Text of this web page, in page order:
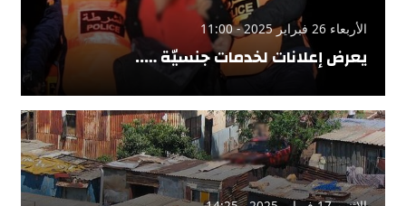
الأربعاء 26 فبراير 2025 - 11:00
يعرض إعلانات لخدمات جنسيّة …..